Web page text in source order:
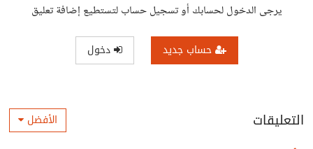
يرجى الدخول لحسابك أو تسجيل حساب لتستطيع إضافة تعليق
حساب جديد دخول
التعليقات الأفضل